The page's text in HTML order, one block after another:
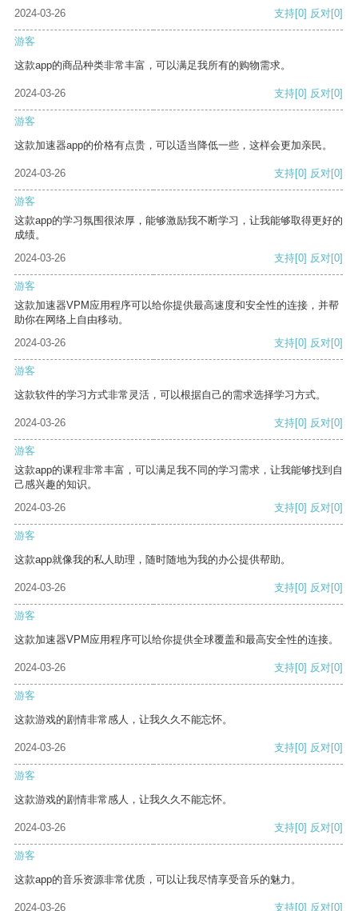
2024-03-26 支持[0] 反对[0]
游客
这款app的商品种类非常丰富，可以满足我所有的购物需求。
2024-03-26 支持[0] 反对[0]
游客
这款加速器app的价格有点贵，可以适当降低一些，这样会更加亲民。
2024-03-26 支持[0] 反对[0]
游客
这款app的学习氛围很浓厚，能够激励我不断学习，让我能够取得更好的
成绩。
2024-03-26
支持[0] 反对[0]
游客
这款加速器VPM应用程序可以给你提供最高速度和安全性的连接，并帮
助你在网络上自由移动。
2024-03-26
支持[0] 反对[0]
游客
这款软件的学习方式非常灵活，可以根据自己的需求选择学习方式。
2024-03-26 支持[0] 反对[0]
游客
这款app的课程非常丰富，可以满足我不同的学习需求，让我能够找到自
己感兴趣的知识。
2024-03-26
支持[0] 反对[0]
游客
这款app就像我的私人助理，随时随地为我的办公提供帮助。
2024-03-26 支持[0] 反对[0]
游客
这款加速器VPM应用程序可以给你提供全球覆盖和最高安全性的连接。
2024-03-26 支持[0] 反对[0]
游客
这款游戏的剧情非常感人，让我久久不能忘怀。
2024-03-26 支持[0] 反对[0]
游客
这款游戏的剧情非常感人，让我久久不能忘怀。
2024-03-26 支持[0] 反对[0]
游客
这款app的音乐资源非常优质，可以让我尽情享受音乐的魅力。
2024-03-26 支持[0] 反对[0]